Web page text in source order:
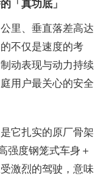
「真功底」
里、垂直落差高达
不仅是速度的考
动表现与动力持续
用户最关心的安全
它扎实的原厂骨架
强度钢笼式车身＋
激烈的驾驶，意味